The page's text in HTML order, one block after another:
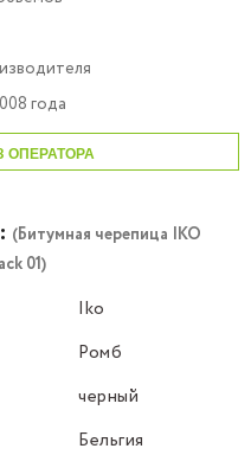
года
ОПЕРАТОРА
(Битумная черепица IKO
01)
Iko
Ромб
черный
Бельгия